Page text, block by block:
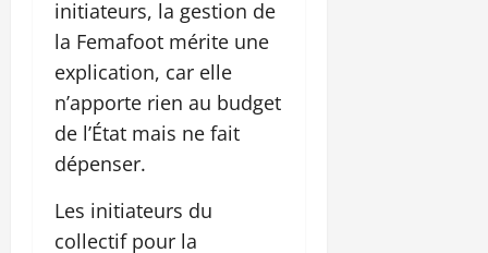
initiateurs, la gestion de
la Femafoot mérite une
explication, car elle
n’apporte rien au budget
de l’État mais ne fait
dépenser.
Les initiateurs du
collectif pour la